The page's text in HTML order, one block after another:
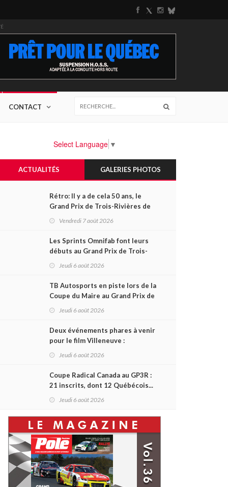
CONTACT
Select Language ▼
ACTUALITÉS GALERIES PHOTOS
Rétro: Il y a de cela 50 ans, le
Grand Prix de Trois-Rivières de
1976
Vendredi 7 août 2026
Les Sprints Omnifab font leurs
débuts au Grand Prix de Trois-
Rivières avec un format inspiré
Jeudi 6 août 2026
TB Autosports en piste lors de la
Coupe du Maire au Grand Prix de
Trois-Rivières
Jeudi 6 août 2026
Deux événements phares à venir
pour le film Villeneuve :
L'ascension d'une légende (+
Jeudi 6 août 2026
Coupe Radical Canada au GP3R :
21 inscrits, dont 12 Québécois...
et un premier gain d'Antoine
Jeudi 6 août 2026